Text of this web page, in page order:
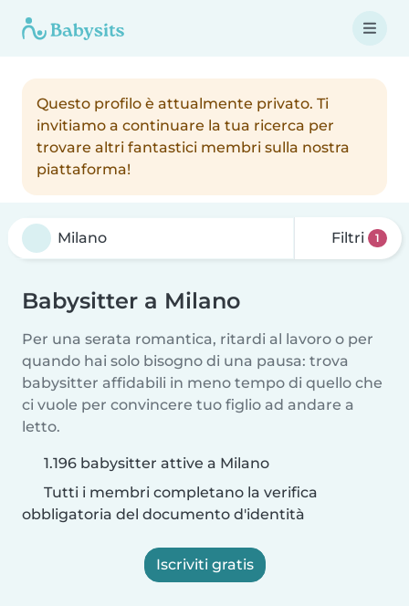
Questo profilo è attualmente privato. Ti
invitiamo a continuare la tua ricerca per
trovare altri fantastici membri sulla nostra
piattaforma!
Filtri 1
Babysitter a Milano
Per una serata romantica, ritardi al lavoro o per
quando hai solo bisogno di una pausa: trova
babysitter affidabili in meno tempo di quello che
ci vuole per convincere tuo figlio ad andare a
letto.
1.196 babysitter attive a Milano
Tutti i membri completano la verifica
obbligatoria del documento d'identità
Iscriviti gratis